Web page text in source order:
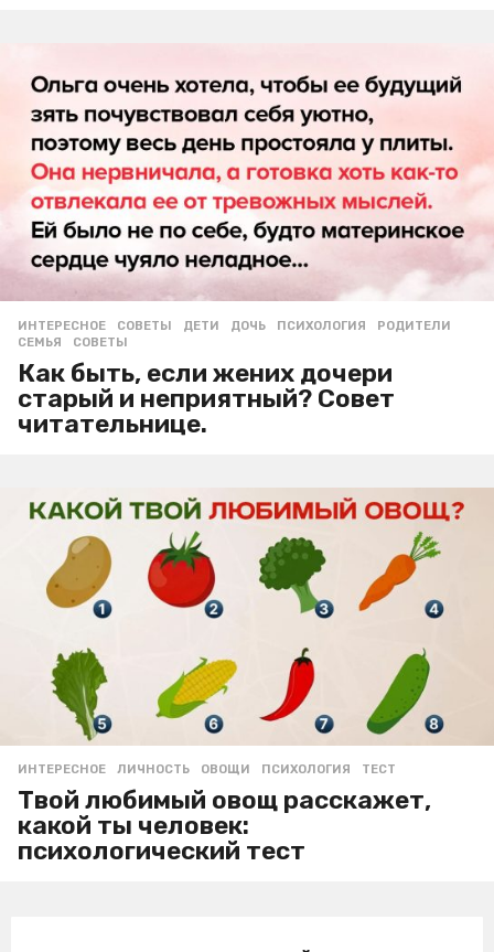
ИНТЕРЕСНОЕ ,СОВЕТЫ ДЕТИ ,ДОЧЬ ,ПСИХОЛОГИЯ ,РОДИТЕЛИ
СЕМЬЯ
,СОВЕТЫ
Как быть, если жених дочери
старый и неприятный? Совет
читательнице.
ИНТЕРЕСНОЕ ЛИЧНОСТЬ ,ОВОЩИ ,ПСИХОЛОГИЯ ,ТЕСТ
Твой любимый овощ расскажет,
какой ты человек:
психологический тест